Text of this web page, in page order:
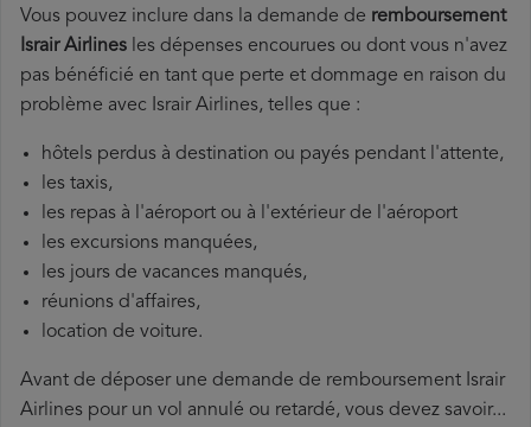
Vous pouvez inclure dans la demande de remboursement
Israir Airlines les dépenses encourues ou dont vous n'avez
pas bénéficié en tant que perte et dommage en raison du
problème avec Israir Airlines, telles que :
hôtels perdus à destination ou payés pendant l'attente,
les taxis,
les repas à l'aéroport ou à l'extérieur de l'aéroport
les excursions manquées,
les jours de vacances manqués,
réunions d'affaires,
location de voiture.
Avant de déposer une demande de remboursement Israir
Airlines pour un vol annulé ou retardé, vous devez savoir...